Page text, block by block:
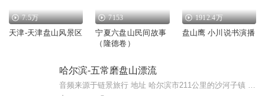
7.5万
天津-天津盘山风景区
7153
宁夏六盘山民间故事
（隆德卷）
1912.4万
盘山鹰 小川说书演播
哈尔滨-五常磨盘山漂流